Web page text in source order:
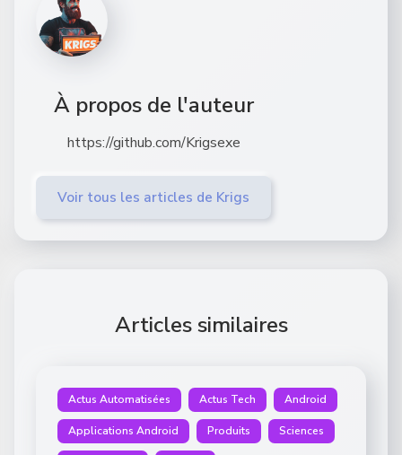
À propos de l'auteur
https://github.com/Krigsexe
Voir tous les articles de Krigs
Articles similaires
Actus Automatisées Actus Tech Android
Applications Android Produits Sciences